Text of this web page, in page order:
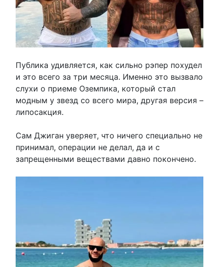
Публика удивляется, как сильно рэпер похудел
и это всего за три месяца. Именно это вызвало
слухи о приеме Оземпика, который стал
модным у звезд со всего мира, другая версия –
липосакция.
Сам Джиган уверяет, что ничего специально не
принимал, операции не делал, да и с
запрещенными веществами давно покончено.